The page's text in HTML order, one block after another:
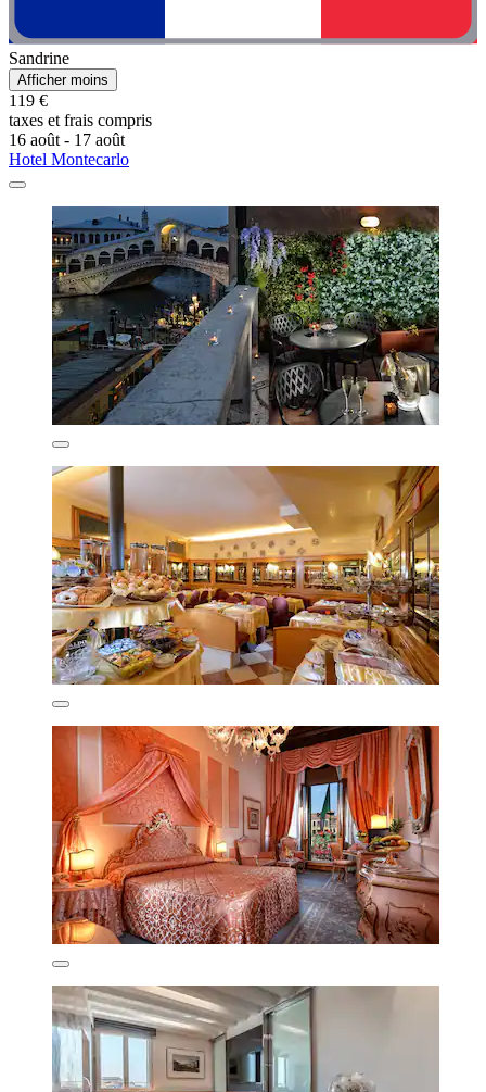
Sandrine
Afficher moins
119 €
taxes et frais compris
16 août - 17 août
Hotel Montecarlo